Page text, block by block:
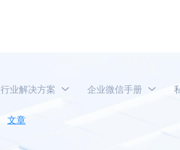
行业解决方案 企业微信手册
文章 企业微信考核员工有哪些指标？